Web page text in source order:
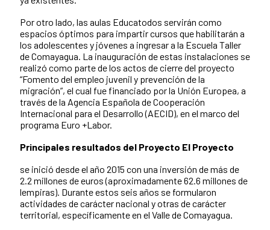
Por otro lado, las aulas Educatodos servirán como
espacios óptimos para impartir cursos que habilitarán a
los adolescentes y jóvenes a ingresar a la Escuela Taller
de Comayagua. La inauguración de estas instalaciones se
realizó como parte de los actos de cierre del proyecto
“Fomento del empleo juvenil y prevención de la
migración”, el cual fue financiado por la Unión Europea, a
través de la Agencia Española de Cooperación
Internacional para el Desarrollo (AECID), en el marco del
programa Euro +Labor.
Principales resultados del Proyecto El Proyecto
se inició desde el año 2015 con una inversión de más de
2.2 millones de euros (aproximadamente 62.6 millones de
lempiras). Durante estos seis años se formularon
actividades de carácter nacional y otras de carácter
territorial, específicamente en el Valle de Comayagua.